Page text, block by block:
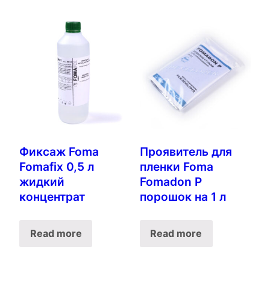
Фиксаж Foma
Fomafix 0,5 л
жидкий
концентрат
Read more
Проявитель для
пленки Foma
Fomadon P
порошок на 1 л
Read more